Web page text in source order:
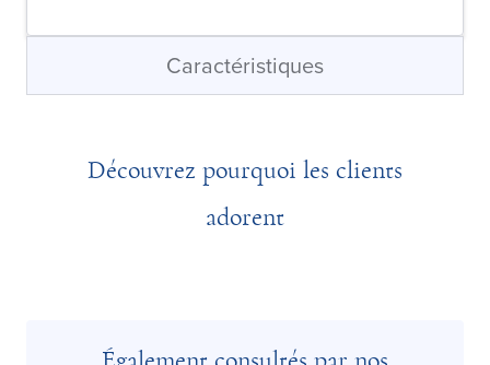
Caractéristiques
Découvrez pourquoi les clients
adorent